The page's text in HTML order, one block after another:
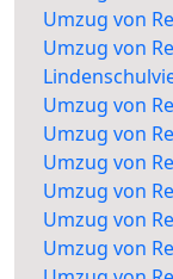
Umzug von
Umzug von
Umzug von
Umzug von
Umzug von
Umzug von
Umzug von
Umzug von